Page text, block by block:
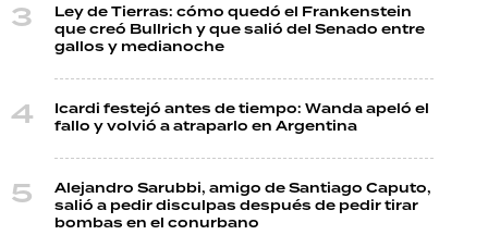
Ley de Tierras: cómo quedó el Frankenstein
que creó Bullrich y que salió del Senado entre
gallos y medianoche
Icardi festejó antes de tiempo: Wanda apeló el
fallo y volvió a atraparlo en Argentina
Alejandro Sarubbi, amigo de Santiago Caputo,
salió a pedir disculpas después de pedir tirar
bombas en el conurbano